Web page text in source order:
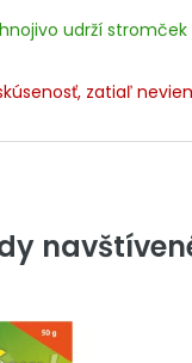
udrží stromček
zatiaľ